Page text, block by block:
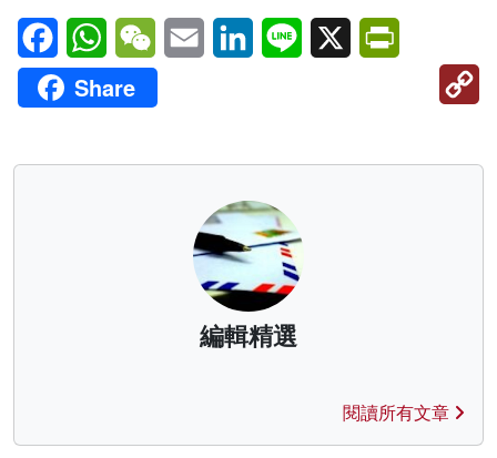
FacebookWhatsAppWeChatEmail LinkedInLine X
Share
編輯精選
閱讀所有文章